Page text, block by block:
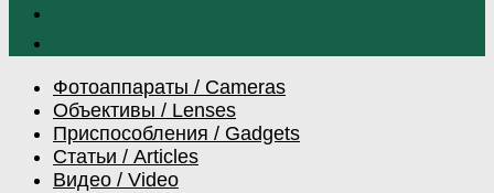
Фотоаппараты / Cameras
Объективы / Lenses
Приспособления / Gadgets
Статьи / Articles
Видео / Video